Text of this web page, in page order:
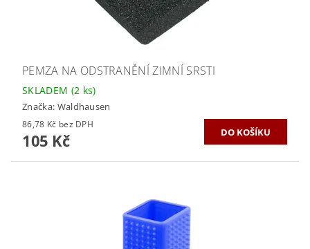
PEMZA NA ODSTRANĚNÍ ZIMNÍ SRSTI
SKLADEM (2 ks)
Značka: Waldhausen
86,78 Kč bez DPH
105 Kč